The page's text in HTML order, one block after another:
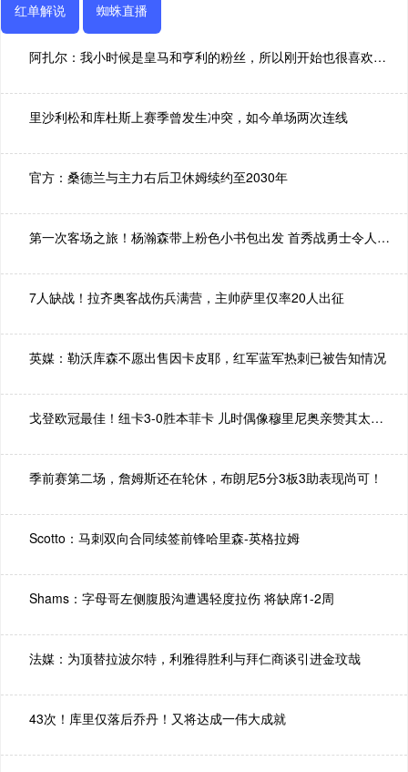
红单解说 蜘蛛直播
阿扎尔：我小时候是皇马和亨利的粉丝，所以刚开始也很喜欢阿森纳
里沙利松和库杜斯上赛季曾发生冲突，如今单场两次连线
官方：桑德兰与主力右后卫休姆续约至2030年
第一次客场之旅！杨瀚森带上粉色小书包出发 首秀战勇士令人期待
7人缺战！拉齐奥客战伤兵满营，主帅萨里仅率20人出征
英媒：勒沃库森不愿出售因卡皮耶，红军蓝军热刺已被告知情况
戈登欧冠最佳！纽卡3-0胜本菲卡 儿时偶像穆里尼奥亲赞其太厉害
季前赛第二场，詹姆斯还在轮休，布朗尼5分3板3助表现尚可！
Scotto：马刺双向合同续签前锋哈里森-英格拉姆
Shams：字母哥左侧腹股沟遭遇轻度拉伤 将缺席1-2周
法媒：为顶替拉波尔特，利雅得胜利与拜仁商谈引进金玟哉
43次！库里仅落后乔丹！又将达成一伟大成就